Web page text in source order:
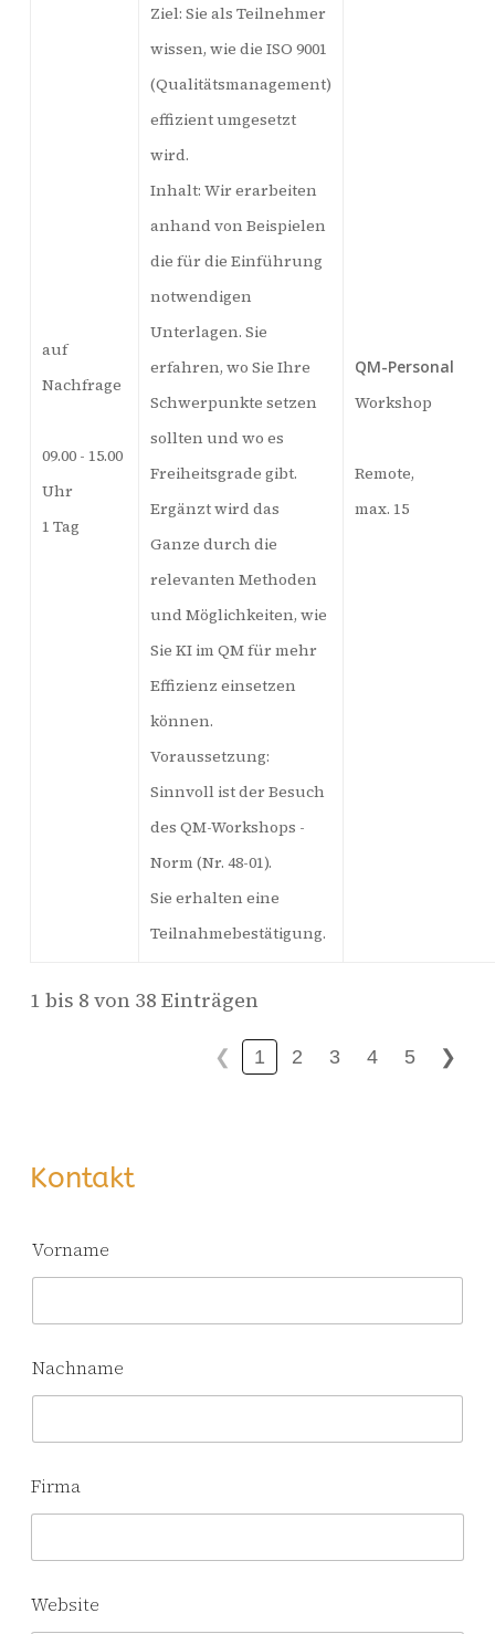
auf
Nachfrage
09.00 - 15.00
Uhr
1 Tag
Ziel: Sie als Teilnehmer
wissen, wie die ISO 9001
(Qualitätsmanagement)
effizient umgesetzt
wird.
Inhalt: Wir erarbeiten
anhand von Beispielen
die für die Einführung
notwendigen
Unterlagen. Sie
erfahren, wo Sie Ihre
Schwerpunkte setzen
sollten und wo es
Freiheitsgrade gibt.
Ergänzt wird das
Ganze durch die
relevanten Methoden
und Möglichkeiten, wie
Sie KI im QM für mehr
Effizienz einsetzen
können.
Voraussetzung:
Sinnvoll ist der Besuch
des QM-Workshops -
Norm (Nr. 48-01).
Sie erhalten eine
Teilnahmebestätigung.
QM-Personal
Workshop
Remote,
max. 15
1 bis 8 von 38 Einträgen
❮ 1 2 3 4 5 ❯
Kontakt
Vorname
Nachname
Firma
Website